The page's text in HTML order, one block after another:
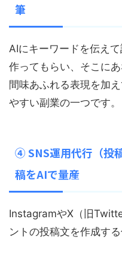
筆
AIにキーワードを伝え
作ってもらい、そこに
間味あふれる表現を加
やすい副業の一つです。
④ SNS運用代行（投
稿をAIで量産
InstagramやX（旧
ントの投稿文を作成する